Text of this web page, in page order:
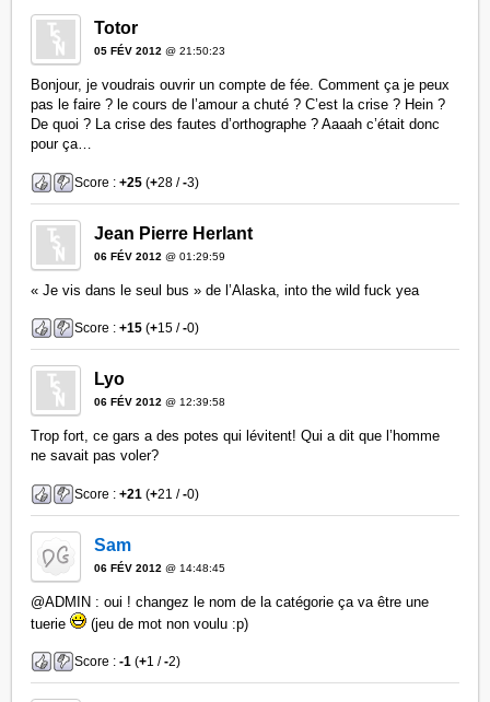
Totor
05 FÉV 2012 @ 21:50:23
Bonjour, je voudrais ouvrir un compte de fée. Comment ça je peux
pas le faire ? le cours de l’amour a chuté ? C’est la crise ? Hein ?
De quoi ? La crise des fautes d’orthographe ? Aaaah c’était donc
pour ça…
Score :+25 (+28 /-3)
Jean Pierre Herlant
06 FÉV 2012 @ 01:29:59
« Je vis dans le seul bus » de l’Alaska, into the wild fuck yea
Score :+15 (+15 /-0)
Lyo
06 FÉV 2012 @ 12:39:58
Trop fort, ce gars a des potes qui lévitent! Qui a dit que l’homme
ne savait pas voler?
Score :+21 (+21 /-0)
Sam
06 FÉV 2012 @ 14:48:45
@ADMIN : oui ! changez le nom de la catégorie ça va être une
tuerie
(jeu de mot non voulu :p)
Score :-1 (+1 /-2)